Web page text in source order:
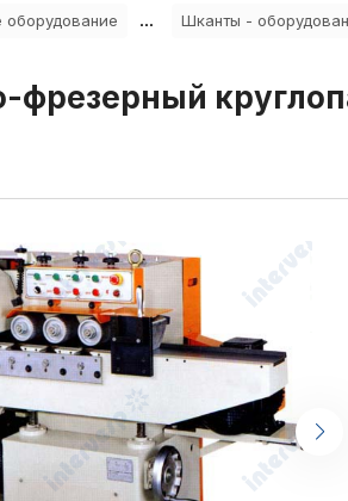
... Шканты -
фрезерный